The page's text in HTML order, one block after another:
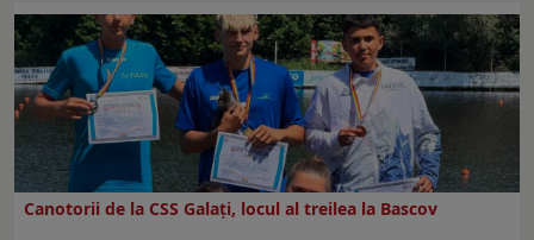
Canotorii de la CSS Galați, locul al treilea la Bascov